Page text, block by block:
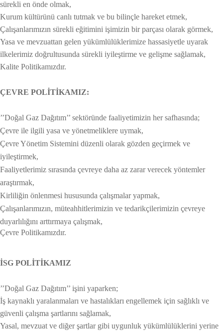
sürekli en önde olmak,
Kurum kültürünü canlı tutmak ve bu bilinçle hareket etmek,
Çalışanlarımızın sürekli eğitimini işimizin bir parçası olarak görmek,
Yasa ve mevzuattan gelen yükümlülüklerimize hassasiyetle uyarak
ilkelerimiz doğrultusunda sürekli iyileştirme ve gelişme sağlamak,
Kalite Politikamızdır.
ÇEVRE POLİTİKAMIZ:
’’Doğal Gaz Dağıtım’’ sektöründe faaliyetimizin her safhasında;
Çevre ile ilgili yasa ve yönetmeliklere uymak,
Çevre Yönetim Sistemini düzenli olarak gözden geçirmek ve
iyileştirmek,
Faaliyetlerimiz sırasında çevreye daha az zarar verecek yöntemler
araştırmak,
Kirliliğin önlenmesi hususunda çalışmalar yapmak,
Çalışanlarımızın, müteahhitlerimizin ve tedarikçilerimizin çevreye
duyarlılığını arttırmaya çalışmak,
Çevre Politikamızdır.
İSG POLİTİKAMIZ
’’Doğal Gaz Dağıtım’’ işini yaparken;
İş kaynaklı yaralanmaları ve hastalıkları engellemek için sağlıklı ve
güvenli çalışma şartlarını sağlamak,
Yasal, mevzuat ve diğer şartlar gibi uygunluk yükümlülüklerini yerine